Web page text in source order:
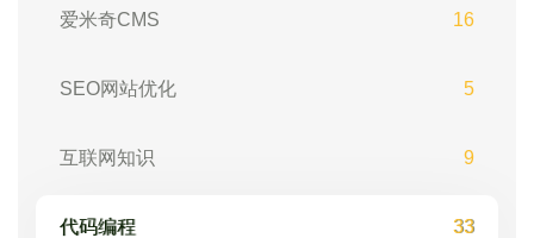
爱米奇CMS 16
SEO网站优化 5
互联网知识 9
代码编程 33